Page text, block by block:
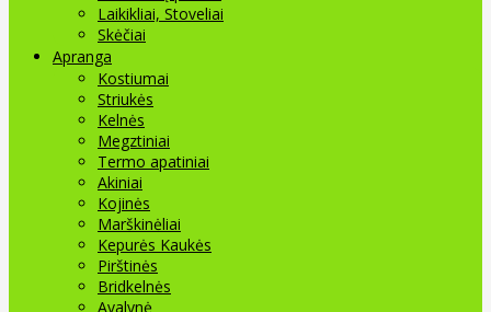
Laikikliai, Stoveliai
Skėčiai
Apranga
Kostiumai
Striukės
Kelnės
Megztiniai
Termo apatiniai
Akiniai
Kojinės
Marškinėliai
Kepurės Kaukės
Pirštinės
Bridkelnės
Avalynė